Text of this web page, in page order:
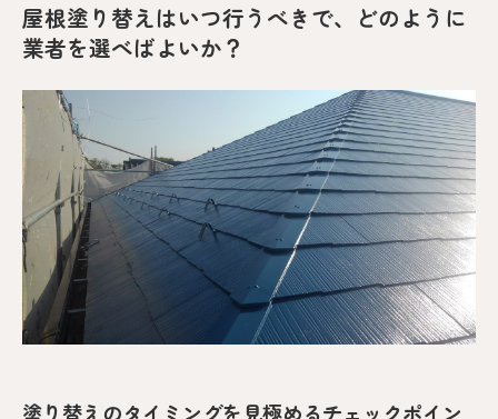
屋根塗り替えはいつ行うべきで、どのように
業者を選べばよいか？
塗り替えのタイミングを見極めるチェックポイン